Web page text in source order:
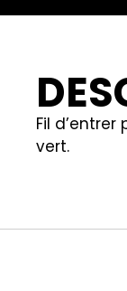
Fil
vert.